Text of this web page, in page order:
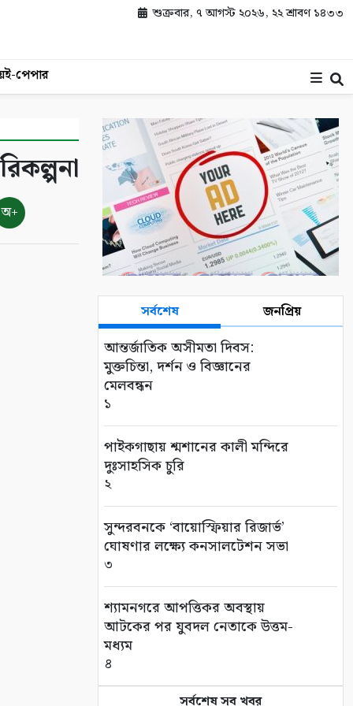
শুক্রবার, ৭ আগস্ট ২০২৬, ২২ শ্রাবণ ১৪৩৩
ই-পেপার
অ+
সর্বশেষ জনপ্রিয়
আন্তর্জাতিক অসীমতা দিবস:
মুক্তচিন্তা, দর্শন ও বিজ্ঞানের
মেলবন্ধন
১
পাইকগাছায় শ্মশানের কালী মন্দিরে
দুঃসাহসিক চুরি
২
সুন্দরবনকে ‘বায়োস্ফিয়ার রিজার্ভ’
ঘোষণার লক্ষ্যে কনসালটেশন সভা
৩
শ্যামনগরে আপত্তিকর অবস্থায়
আটকের পর যুবদল নেতাকে উত্তম-
মধ্যম
৪
সর্বশেষ সব খবর